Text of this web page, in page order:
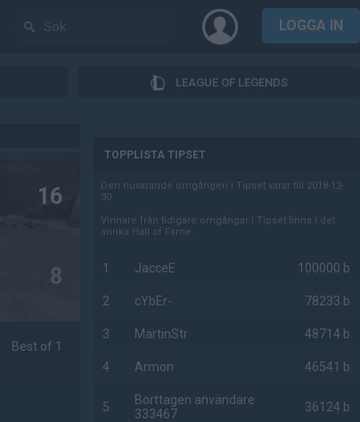
LOGGA IN
LEAGUE OF LEGENDS
16
8
Best of 1
TOPPLISTA TIPSET
Den nuvarande omgången i Tipset varar till 2018-12-
30.
Vinnare från tidigare omgångar i Tipset finns i det
anrika Hall of Fame.
1 JacceE 100000 b
2 cYbEr- 78233 b
3 MartinStr 48714 b
4 Armon 46541 b
5
Borttagen användare
333467
36124 b